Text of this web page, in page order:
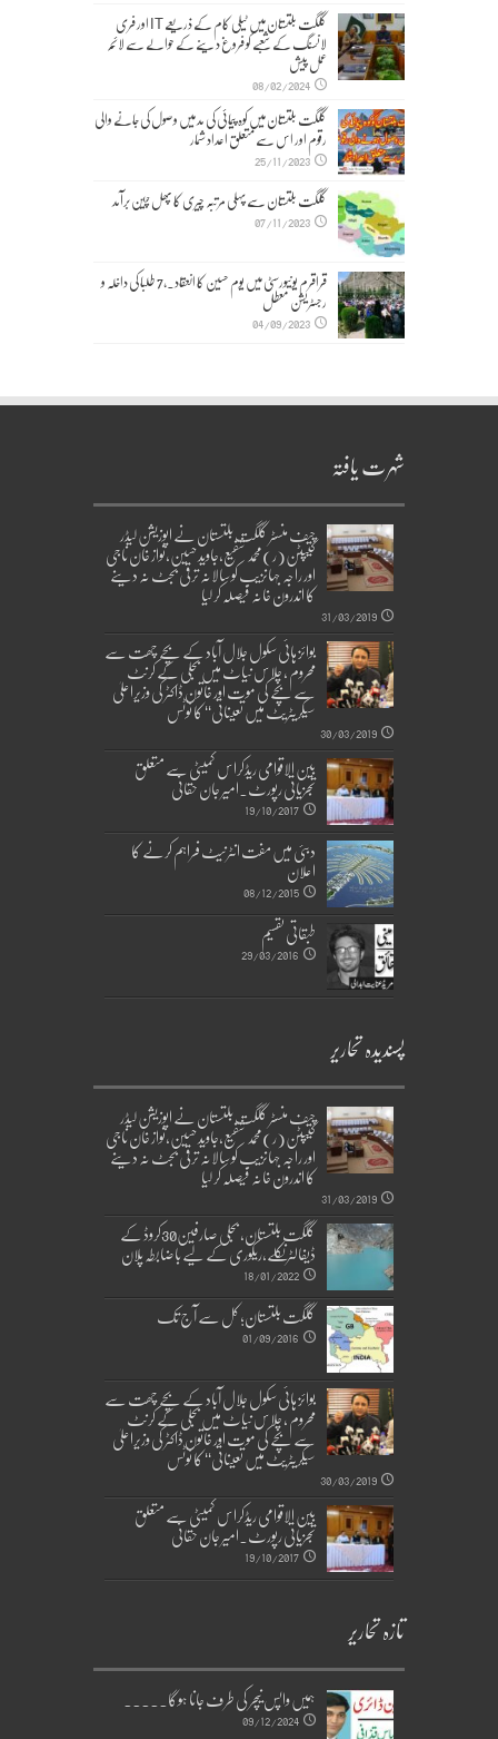
گلگت بلتستان میں ٹیلی کام کے ذریعے IT اور فری
لانسنگ کے شعبے کو فروغ دینے کے حوالے سے لائحہ
عمل پیش
08/02/2024
گلگت بلتستان میں کوہ پیمائی کی مد میں وصول کی جانے والی
رقوم اور اس سے متعلق اعداد شمار
25/11/2023
گلگت بلتستان سے پہلی مرتبہ چیری کا پھل چین برآمد
07/11/2023
قراقرم یونیورسٹی میں یوم حسین کا انعقاد۔,7 طلبا کی داخلہ و
رجسٹریشن معطل
04/09/2023
شہرت یافتہ
چیف منسٹر گلگت بلتستان نے اپوزیشن لیڈر
کیپٹن(ر)محمد شفیع،جاوید حسین،نواز خان ناجی
اور راجہ جہانزیب کو سالانہ ترقی بجٹ نہ دینے
کا اندرون خانہ فیصلہ کر لیا
31/03/2019
بوائز ہائی سکول جلال آباد کے بچے چھت سے
محروم ، چلاس نیاٹ میں بجلی کے کرنٹ
سے بچے کی موت اور خاتون ڈاکٹر کی وزیراعلیٰ
سیکریٹریٹ میں تعیناتی‘‘ کا نوٹس
30/03/2019
بین الاقوامی ریڈکراس کمیٹی سے متعلق
تجزیاتی رپورٹ۔امیر جان حقانی
19/10/2017
دبئی میں مفت انٹرنیٹ فراہم کرنے کا
اعلان
08/12/2015
طبقاتی تقسیم
29/03/2016
پسندیدہ تحاریر
چیف منسٹر گلگت بلتستان نے اپوزیشن لیڈر
کیپٹن(ر)محمد شفیع،جاوید حسین،نواز خان ناجی
اور راجہ جہانزیب کو سالانہ ترقی بجٹ نہ دینے
کا اندرون خانہ فیصلہ کر لیا
31/03/2019
گلگت بلتستان، بجلی صارفین30کروڈ کے
ڈیفالٹر نکلے,ریکوری کے لیے باضابطہ پلان
18/01/2022
گلگت بلتستان؛ کل سے آج تک
01/09/2016
بوائز ہائی سکول جلال آباد کے بچے چھت سے
محروم ، چلاس نیاٹ میں بجلی کے کرنٹ
سے بچے کی موت اور خاتون ڈاکٹر کی وزیراعلیٰ
سیکریٹریٹ میں تعیناتی‘‘ کا نوٹس
30/03/2019
بین الاقوامی ریڈکراس کمیٹی سے متعلق
تجزیاتی رپورٹ۔امیر جان حقانی
19/10/2017
تازہ تحاریر
ہمیں واپس نیچر کی طرف جانا ہوگا۔۔۔۔۔
09/12/2024